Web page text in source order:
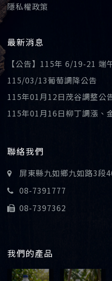
隱私權政策
最新消息
【公告】115年 6/19-21 端
115/03/13葡萄調降公告
115年01月12日茂谷調整公
115年01月16日柳丁調漲、
聯絡我們
屏東縣九如鄉九如路3段
08-7391777
08-7397362
我們的產品